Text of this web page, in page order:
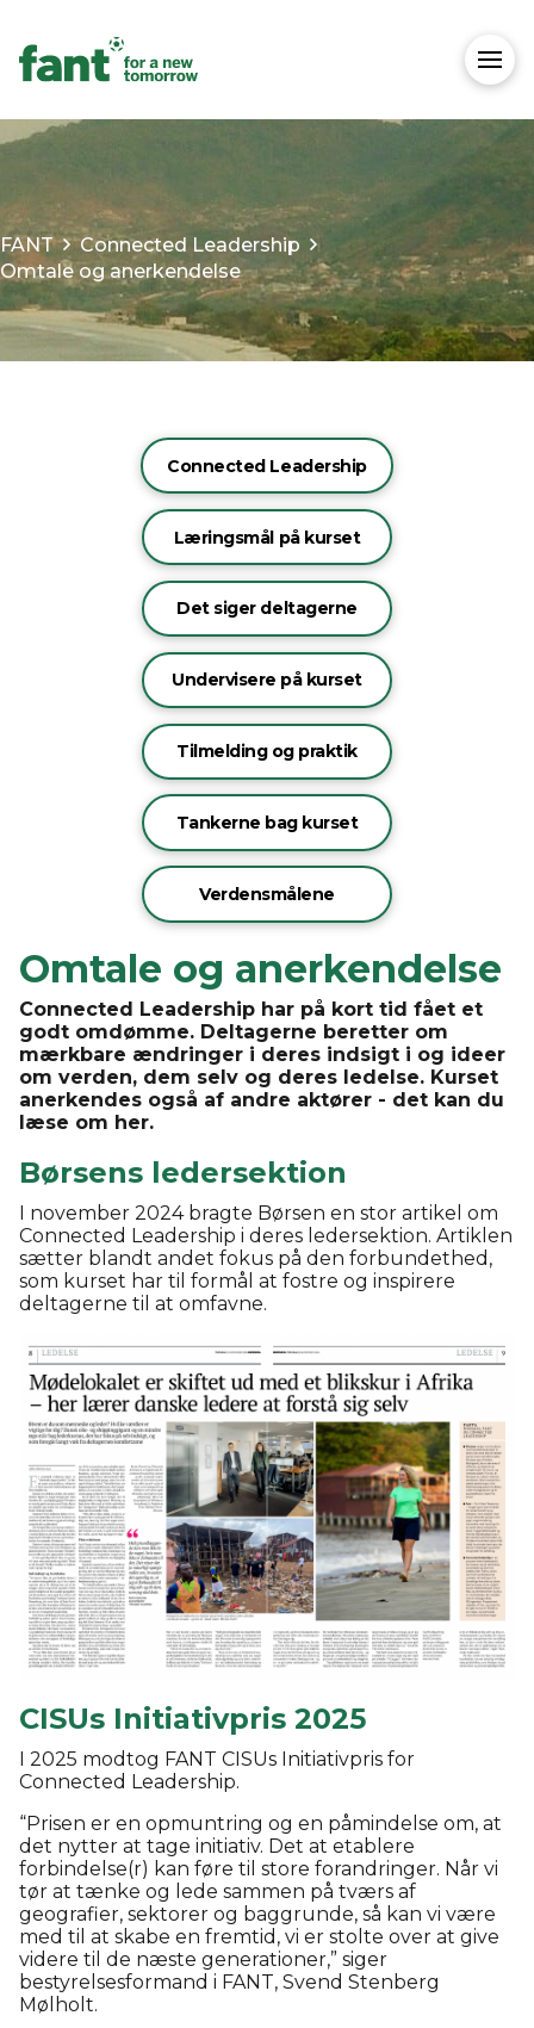
FANT
Connected Leadership
Omtale og anerkendelse
Connected Leadership
Læringsmål på kurset
Det siger deltagerne
Undervisere på kurset
Tilmelding og praktik
Tankerne bag kurset
Verdensmålene
Omtale og anerkendelse
Connected Leadership har på kort tid fået et
godt omdømme. Deltagerne beretter om
mærkbare ændringer i deres indsigt i og ideer
om verden, dem selv og deres ledelse. Kurset
anerkendes også af andre aktører - det kan du
læse om her.
Børsens ledersektion
I november 2024 bragte Børsen en stor artikel om
Connected Leadership i deres ledersektion. Artiklen
sætter blandt andet fokus på den forbundethed ,
som kurset har til formål at fostre og inspirere
deltagerne til at omfavne.
CISUs Initiativpris 2025
I 2025 modtog FANT CISUs Initiativpris for
Connected Leadership.
“Prisen er en opmuntring og en påmindelse om, at
det nytter at tage initiativ. Det at etablere
forbindelse(r) kan føre til store forandringer. Når vi
tør at tænke og lede sammen på tværs af
geografier, sektorer og baggrunde, så kan vi være
med til at skabe en fremtid, vi er stolte over at give
videre til de næste generationer,” siger
bestyrelsesformand i FANT, Svend Stenberg
Mølholt.